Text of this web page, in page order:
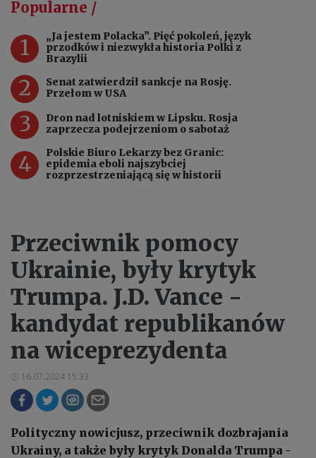
Popularne /
1
„Ja jestem Polacka”. Pięć pokoleń, język
przodków i niezwykła historia Polki z
Brazylii
2
Senat zatwierdził sankcje na Rosję.
Przełom w USA
3
Dron nad lotniskiem w Lipsku. Rosja
zaprzecza podejrzeniom o sabotaż
4
Polskie Biuro Lekarzy bez Granic:
epidemia eboli najszybciej
rozprzestrzeniającą się w historii
Przeciwnik pomocy
Ukrainie, były krytyk
Trumpa. J.D. Vance -
kandydat republikanów
na wiceprezydenta
16.07.2024 15:33
Polityczny nowicjusz, przeciwnik dozbrajania
Ukrainy, a także były krytyk Donalda Trumpa -